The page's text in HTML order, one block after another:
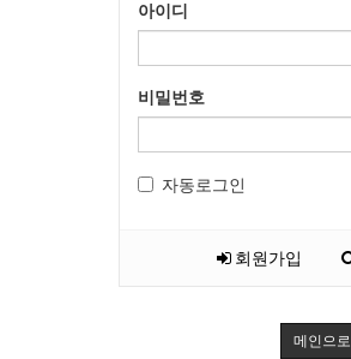
아이디
비밀번호
자동로그인
회원가입
메인으로